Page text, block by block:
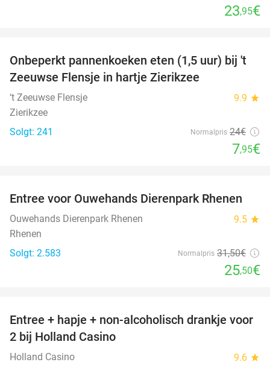
23,95€
67%
Onbeperkt pannenkoeken eten (1,5 uur) bij 't
Zeeuwse Flensje in hartje Zierikzee
‘t Zeeuwse Flensje 9.9 star
Zierikzee
Solgt: 241
Normalpris 24€
7,95€
19%
Entree voor Ouwehands Dierenpark Rhenen
Ouwehands Dierenpark Rhenen 9.5 star
Rhenen
Solgt: 2.583
Normalpris 31,50€
25,50€
52%
Entree + hapje + non-alcoholisch drankje voor
2 bij Holland Casino
Holland Casino 9.6 star